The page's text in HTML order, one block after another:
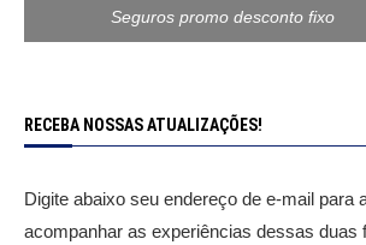
Seguros promo desconto fixo
RECEBA NOSSAS ATUALIZAÇÕES!
Digite abaixo seu endereço de e-mail para
acompanhar as experiências dessas duas